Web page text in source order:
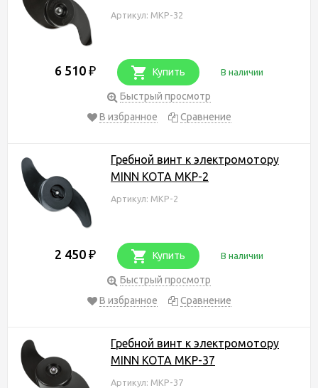
Артикул: MKP-32
6 510 ₽ Купить В наличии
Быстрый просмотр
В избранное
Сравнение
Гребной винт к электромотору
MINN KOTA MKP-2
Артикул: MKP-2
2 450 ₽ Купить В наличии
Быстрый просмотр
В избранное
Сравнение
Гребной винт к электромотору
MINN KOTA MKP-37
Артикул: MKP-37